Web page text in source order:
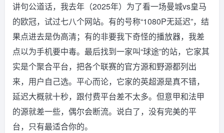
讲句公道话，我去年（2025年）为了看一场曼城vs皇马
的欧冠，试过七八个网站。有的号称“1080P无延迟”，结
果点进去是伪高清；有的非要我下奇怪的播放器，我差
点以为手机要中毒。最后找到一家叫“球途”的站，它家其
实是个聚合平台，把各个联赛的官方源和野源都列出
来，用户自己选。平心而论，它家的英超源是真不错，
延迟大概就十秒，跟付费平台差不太多。但意甲和法甲
的源就差一些，偶尔会断流。说白了，没有完美的平
台，只有最适合你的。